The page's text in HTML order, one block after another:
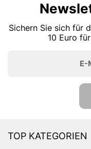
Sichern Sie sich für
10 Euro
E-
TOP KATEGORIEN